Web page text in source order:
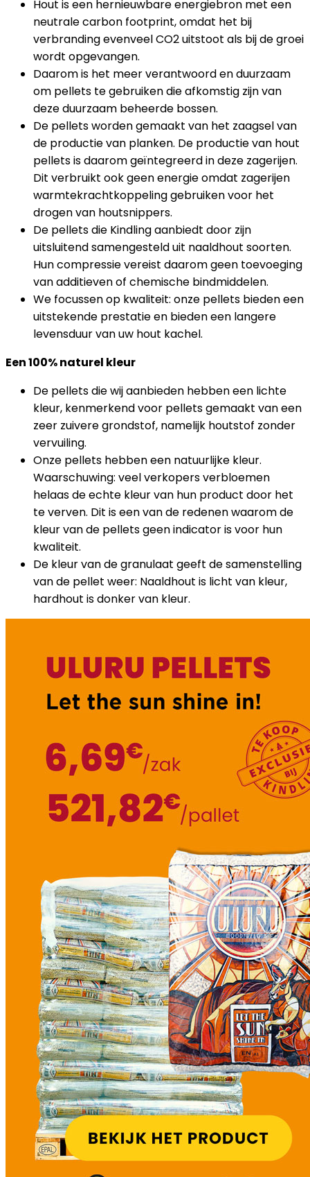
Hout is een hernieuwbare energiebron met een
neutrale carbon footprint, omdat het bij
verbranding evenveel CO2 uitstoot als bij de groei
wordt opgevangen.
Daarom is het meer verantwoord en duurzaam
om pellets te gebruiken die afkomstig zijn van
deze duurzaam beheerde bossen.
De pellets worden gemaakt van het zaagsel van
de productie van planken. De productie van hout
pellets is daarom geïntegreerd in deze zagerijen.
Dit verbruikt ook geen energie omdat zagerijen
warmtekrachtkoppeling gebruiken voor het
drogen van houtsnippers.
De pellets die Kindling aanbiedt door zijn
uitsluitend samengesteld uit naaldhout soorten.
Hun compressie vereist daarom geen toevoeging
van additieven of chemische bindmiddelen.
We focussen op kwaliteit: onze pellets bieden een
uitstekende prestatie en bieden een langere
levensduur van uw hout kachel.
Een 100% naturel kleur
De pellets die wij aanbieden hebben een lichte
kleur, kenmerkend voor pellets gemaakt van een
zeer zuivere grondstof, namelijk houtstof zonder
vervuiling.
Onze pellets hebben een natuurlijke kleur.
Waarschuwing: veel verkopers verbloemen
helaas de echte kleur van hun product door het
te verven. Dit is een van de redenen waarom de
kleur van de pellets geen indicator is voor hun
kwaliteit.
De kleur van de granulaat geeft de samenstelling
van de pellet weer: Naaldhout is licht van kleur,
hardhout is donker van kleur.